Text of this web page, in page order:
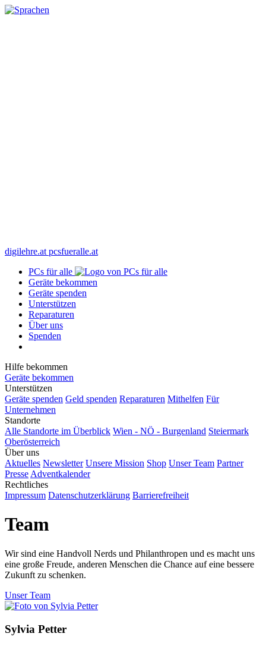
digilehre.at pcsfueralle.at
PCs für alle
Geräte bekommen
Geräte spenden
Unterstützen
Reparaturen
Über uns
Spenden
Hilfe bekommen
Geräte bekommen
Unterstützen
Geräte spenden Geld spenden Reparaturen Mithelfen Für
Unternehmen
Standorte
Alle Standorte im Überblick Wien - NÖ - Burgenland Steiermark
Oberösterreich
Über uns
Aktuelles Newsletter Unsere Mission Shop Unser Team Partner
Presse Adventkalender
Rechtliches
Impressum Datenschutzerklärung Barrierefreiheit
Team
Wir sind eine Handvoll Nerds und Philanthropen und es macht uns
eine große Freude, anderen Menschen die Chance auf eine bessere
Zukunft zu schenken.
Unser Team
Sylvia Petter